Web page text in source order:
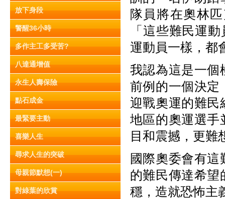
放下身段
警醒36小時
多作主工多受苦?
八達通增值
永生人壽保險
點石成金
最緊要主動
喜樂人生
尋求人生的突破
母親節默想(一)
對綠葉的欣賞
隊員將在奧林
「這些難民運
運動員一樣，都
我認為這是一個
前例的一個決定
迎戰奧運的難民
地區的奧運選手
目和震撼，更難
國際奧委會有
的難民傳達希望
穩，造就恐怖主